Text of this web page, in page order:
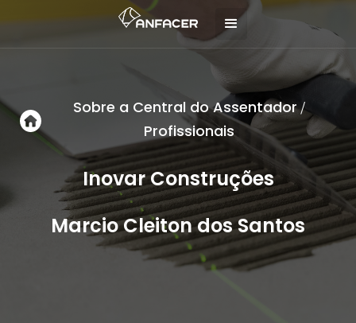
Sobre a Central do Assentador/
Profissionais
Inovar Construções
Marcio Cleiton dos Santos